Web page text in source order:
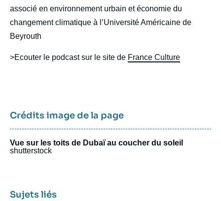
associé en environnement urbain et économie du
changement climatique à l’Université Américaine de
Beyrouth
>Ecouter le podcast sur le site de France Culture
Crédits image de la page
Vue sur les toits de Dubaï au coucher du soleil
shutterstock
Sujets liés